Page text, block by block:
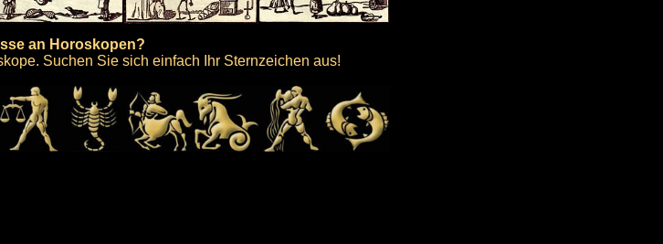
an Horoskopen?
Suchen Sie sich einfach Ihr Sternzeichen aus!